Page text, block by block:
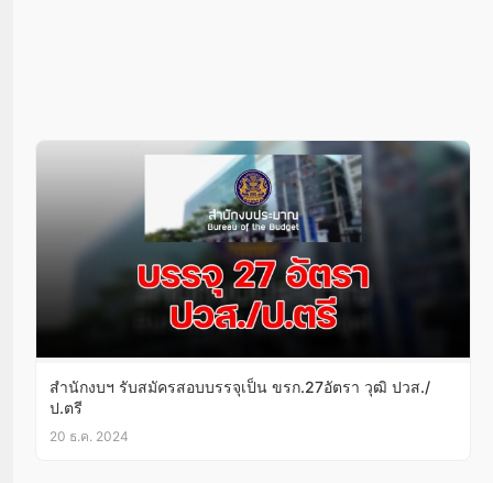
สำนักงบฯ รับสมัครสอบบรรจุเป็น ขรก.27อัตรา วุฒิ ปวส./
ป.ตรี
20 ธ.ค. 2024